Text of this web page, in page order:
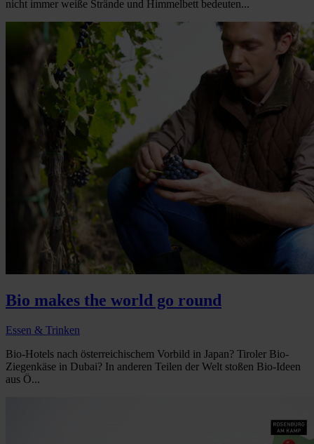
nicht immer weiße Strände und Himmelbett bedeuten...
Bio makes the world go round
Essen & Trinken
Bio-Hotels nach österreichischem Vorbild in Japan? Tiroler Bio-
Ziegenkäse in Dubai? In anderen Teilen der Welt stoßen Bio-Ideen
aus Ö...